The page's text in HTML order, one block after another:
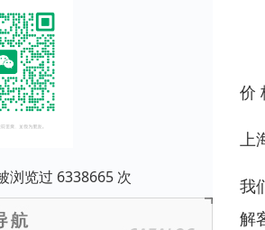
浏览过 6338665 次
价
上
我
解